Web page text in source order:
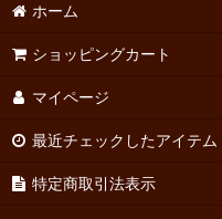
サイモン、ニール
ホーム
ショッピングカート
マイページ
最近チェックしたアイテム
特定商取引法表示